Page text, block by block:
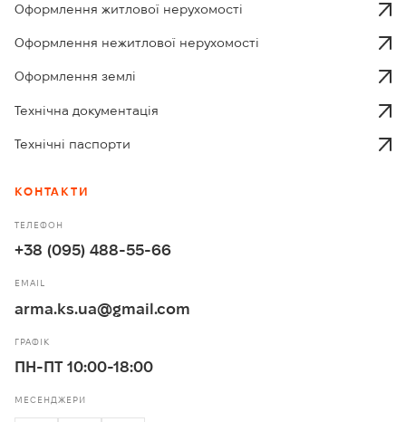
Оформлення житлової нерухомості
Оформлення нежитлової нерухомості
Оформлення землі
Технічна документація
Технічні паспорти
КОНТАКТИ
ТЕЛЕФОН
+38 (095) 488-55-66
EMAIL
arma.ks.ua@gmail.com
ГРАФІК
ПН-ПТ 10:00-18:00
МЕСЕНДЖЕРИ